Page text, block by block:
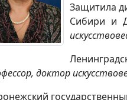
Защитила
Сибири и
доктор